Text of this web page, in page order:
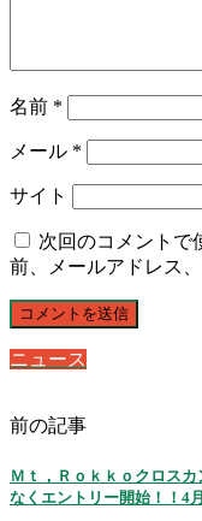
名前 *
メール *
サイト
次回のコメントで
前、メールアドレス
ニュース
前の記事
Ｍｔ，Ｒｏｋｋｏクロス
なくエントリー開始！！4